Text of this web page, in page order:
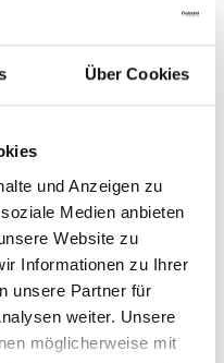
Über Cookies
und Anzeigen zu
Medien anbieten
Website zu
Informationen zu Ihrer
unsere Partner für
weiter. Unsere
möglicherweise mit